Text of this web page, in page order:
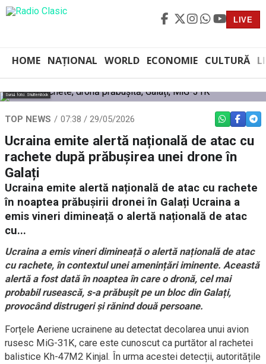
LIVE
HOME NAȚIONAL WORLD ECONOMIE CULTURĂ
Sursă foto: Shutterstock
TOP NEWS 07:38 / 29/05/2026 WHATSAPP
Ucraina emite alertă națională de atac cu
rachete după prăbușirea unei drone în
Galați
Ucraina emite alertă națională de atac cu rachete
în noaptea prăbușirii dronei în Galați Ucraina a
emis vineri dimineață o alertă națională de atac
cu...
Ucraina a emis vineri dimineață o alertă națională de atac
cu rachete, în contextul unei amenințări iminente. Această
alertă a fost dată în noaptea în care o dronă, cel mai
probabil rusească, s-a prăbușit pe un bloc din Galați,
provocând distrugeri și rănind două persoane.
Forțele Aeriene ucrainene au detectat decolarea unui avion
rusesc MiG-31K, care este cunoscut ca purtător al rachetei
balistice Kh-47M2 Kinjal. În urma acestei detecții, autoritățile